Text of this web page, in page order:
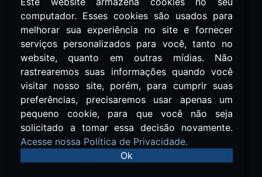
Política de Privacidade
terranovacomunic@gmail.com
(11) 99966-5246
Revista Impressão & Cores 2026
Todos os Direitos Reservados.
Associada a
computador. Esses cookies são usados ​​para
melhorar sua experiência no site e fornecer
serviços personalizados para você, tanto no
website, quanto em outras mídias. Não
rastrearemos suas informações quando você
visitar nosso site, porém, para cumprir suas
preferências, precisaremos usar apenas um
pequeno cookie, para que você não seja
solicitado a tomar essa decisão novamente.
Acesse nossa Política de Privacidade.
Ok